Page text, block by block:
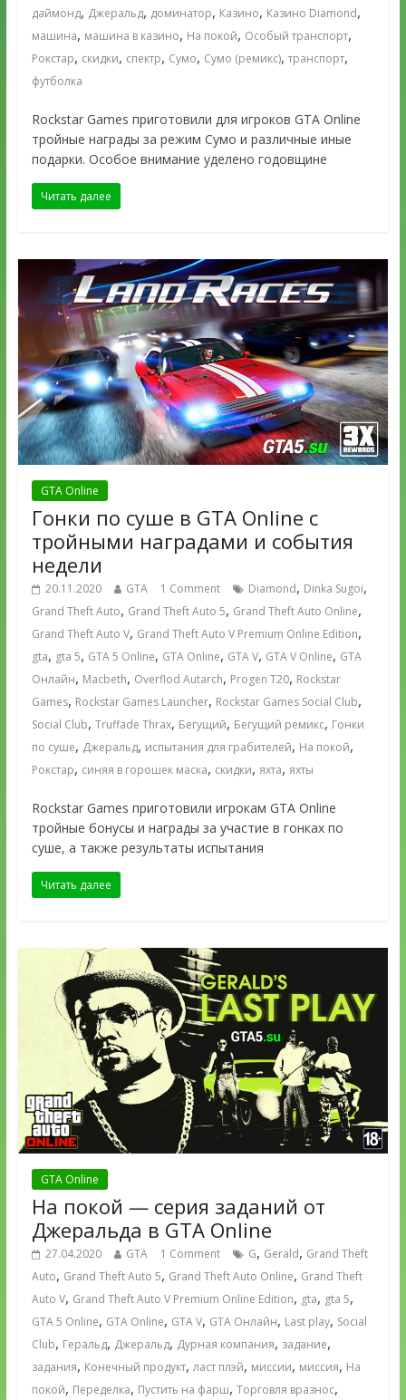
даймонд, Джеральд, доминатор, Казино, Казино Diamond,
машина, машина в казино, На покой, Особый транспорт,
Рокстар, скидки, спектр, Сумо, Сумо (ремикс), транспорт,
футболка
Rockstar Games приготовили для игроков GTA Online
тройные награды за режим Сумо и различные иные
подарки. Особое внимание уделено годовщине
Читать далее
GTA Online
Гонки по суше в GTA Online с
тройными наградами и события
недели
20.11.2020 GTA 1 Comment Diamond, Dinka Sugoi,
Grand Theft Auto, Grand Theft Auto 5, Grand Theft Auto Online,
Grand Theft Auto V, Grand Theft Auto V Premium Online Edition,
gta, gta 5, GTA 5 Online, GTA Online, GTA V, GTA V Online, GTA
Онлайн, Macbeth, Overflod Autarch, Progen T20, Rockstar
Games, Rockstar Games Launcher, Rockstar Games Social Club,
Social Club, Truffade Thrax, Бегущий, Бегущий ремикс, Гонки
по суше, Джеральд, испытания для грабителей, На покой,
Рокстар, синяя в горошек маска, скидки, яхта, яхты
Rockstar Games приготовили игрокам GTA Online
тройные бонусы и награды за участие в гонках по
суше, а также результаты испытания
Читать далее
GTA Online
На покой — серия заданий от
Джеральда в GTA Online
27.04.2020 GTA 1 Comment G, Gerald, Grand Theft
Auto, Grand Theft Auto 5, Grand Theft Auto Online, Grand Theft
Auto V, Grand Theft Auto V Premium Online Edition, gta, gta 5,
GTA 5 Online, GTA Online, GTA V, GTA Онлайн, Last play, Social
Club, Геральд, Джеральд, Дурная компания, задание,
задания, Конечный продукт, ласт плэй, миссии, миссия, На
покой, Переделка, Пустить на фарш, Торговля вразнос,